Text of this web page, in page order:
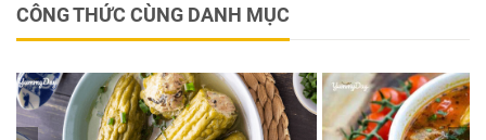
CÔNG THỨC CÙNG DANH MỤC